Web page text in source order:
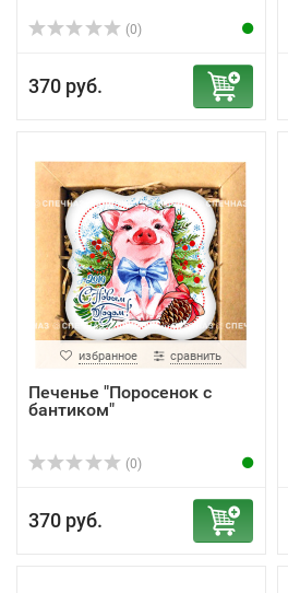
(0)
370 руб.
избранное сравнить
Печенье "Поросенок с
бантиком"
(0)
370 руб.